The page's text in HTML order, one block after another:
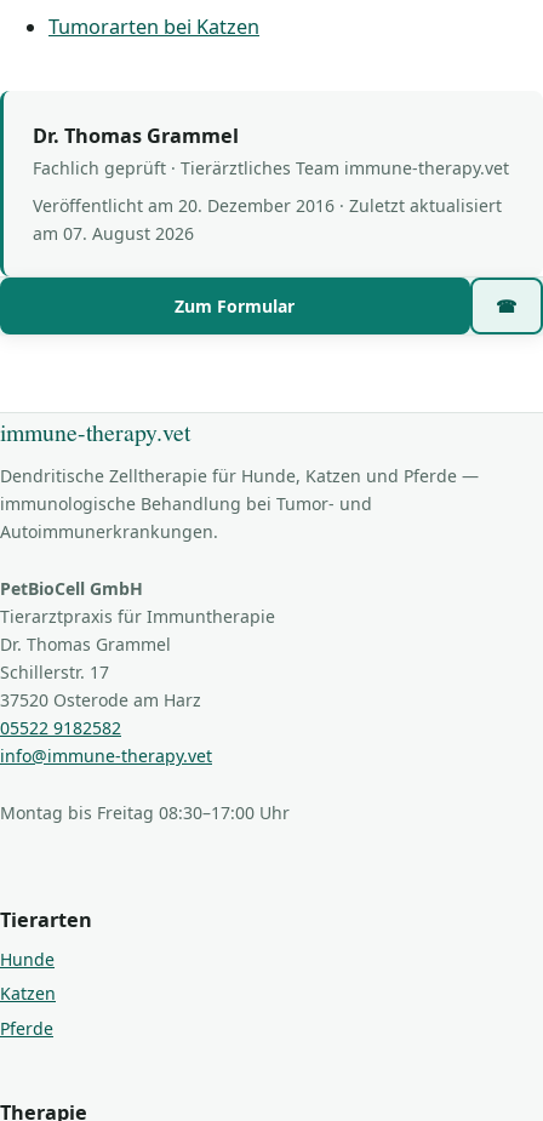
Tumorarten bei Katzen
Dr. Thomas Grammel
Fachlich geprüft · Tierärztliches Team immune-therapy.vet
Veröffentlicht am 20. Dezember 2016 · Zuletzt aktualisiert
am 07. August 2026
Zum Formular ☎
immune-therapy.vet
Dendritische Zelltherapie für Hunde, Katzen und Pferde —
immunologische Behandlung bei Tumor- und
Autoimmunerkrankungen.
PetBioCell GmbH
Tierarztpraxis für Immuntherapie
Dr. Thomas Grammel
Schillerstr. 17
37520 Osterode am Harz
05522 9182582
info@immune-therapy.vet
Montag bis Freitag 08:30–17:00 Uhr
Tierarten
Hunde
Katzen
Pferde
Therapie